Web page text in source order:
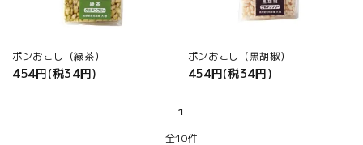
ポンおこし（緑茶）
454円(税34円)
ポンおこし（黒胡椒）
454円(税34円)
1
全10件